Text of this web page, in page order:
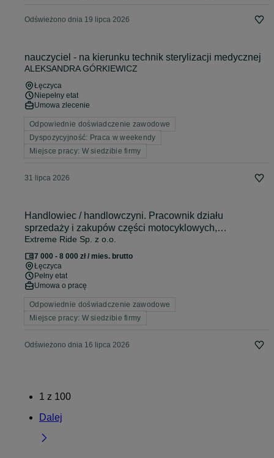
Odświeżono dnia 19 lipca 2026
nauczyciel - na kierunku technik sterylizacji medycznej
ALEKSANDRA GÓRKIEWICZ
Łęczyca
Niepełny etat
Umowa zlecenie
Odpowiednie doświadczenie zawodowe
Dyspozycyjność: Praca w weekendy
Miejsce pracy: W siedzibie firmy
31 lipca 2026
Handlowiec / handlowczyni. Pracownik działu
sprzedaży i zakupów części motocyklowych,
motoryzacyjnych - Łęczyca
Extreme Ride Sp. z o.o.
7 000 - 8 000 zł / mies. brutto
Łęczyca
Pełny etat
Umowa o pracę
Odpowiednie doświadczenie zawodowe
Miejsce pracy: W siedzibie firmy
Odświeżono dnia 16 lipca 2026
1 z 100
Dalej